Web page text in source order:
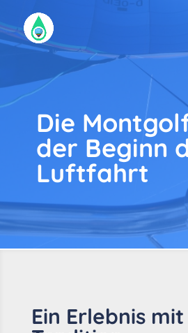
Die
der Beginn
Luftfahrt
Ein Erlebnis mit